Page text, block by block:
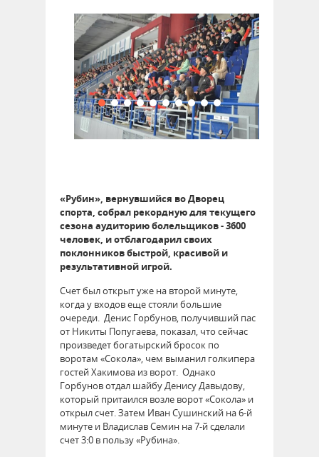
«Рубин», вернувшийся во Дворец
спорта, собрал рекордную для текущего
сезона аудиторию болельщиков - 3600
человек, и отблагодарил своих
поклонников быстрой, красивой и
результативной игрой.
Счет был открыт уже на второй минуте,
когда у входов еще стояли большие
очереди. Денис Горбунов, получивший пас
от Никиты Попугаева, показал, что сейчас
произведет богатырский бросок по
воротам «Сокола», чем выманил голкипера
гостей Хакимова из ворот. Однако
Горбунов отдал шайбу Денису Давыдову,
который притаился возле ворот «Сокола» и
открыл счет. Затем Иван Сушинский на 6-й
минуте и Владислав Семин на 7-й сделали
счет 3:0 в пользу «Рубина».